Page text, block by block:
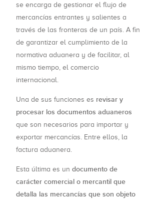
se encarga de gestionar el flujo de
mercancías entrantes y salientes a
través de las fronteras de un país. A fin
de garantizar el cumplimiento de la
normativa aduanera y de facilitar, al
mismo tiempo, el comercio
internacional.
Una de sus funciones es revisar y
procesar los documentos aduaneros
que son necesarios para importar y
exportar mercancías. Entre ellos, la
factura aduanera.
Esta última es un documento de
carácter comercial o mercantil que
detalla las mercancías que son objeto